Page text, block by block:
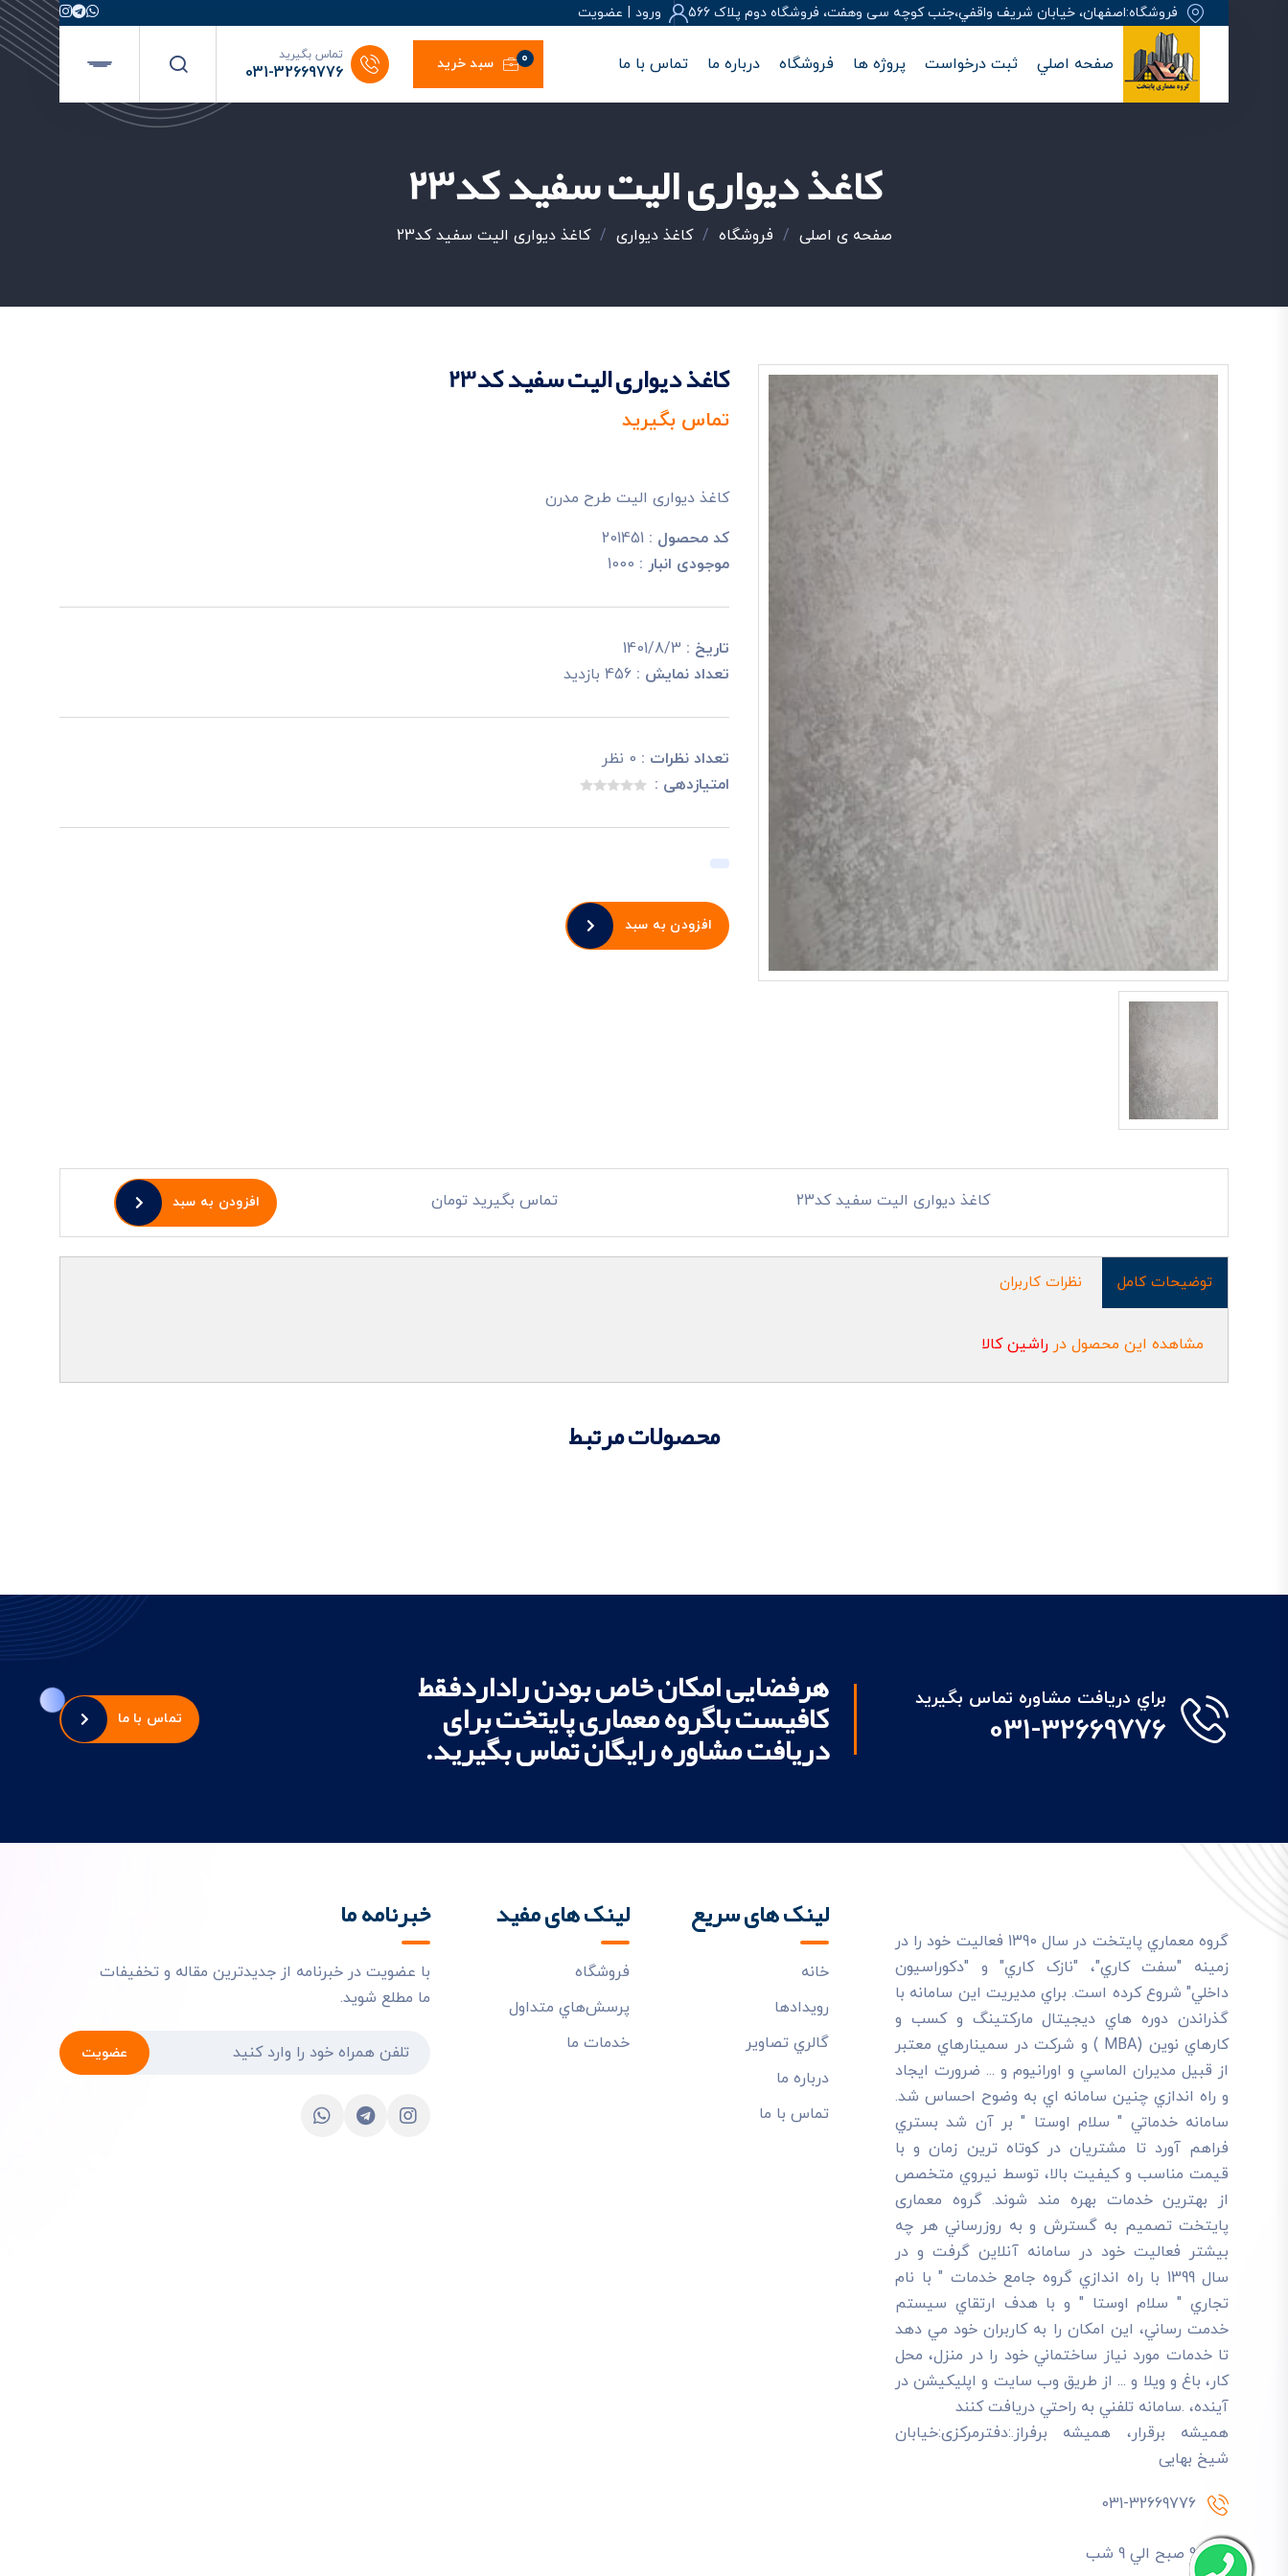
فروشگاه:اصفهان، خيابان شريف واقفي،جنب کوچه سی وهفت، فروشگاه دوم پلاک 566 ورود | عضويت
صفحه اصلي ثبت درخواست پروژه ها فروشگاه درباره ما تماس با ما سبد خرید 0 تماس بگیرید
031-32669776
کاغذ دیواری الیت سفید کد23
صفحه ی اصلی / فروشگاه /کاغذ دیواری /کاغذ دیواری الیت سفید کد23
کاغذ دیواری الیت سفید کد23
تماس بگیرید
کاغذ دیواری الیت طرح مدرن
کد محصول : 201451
موجودی انبار : 1000
تاریخ : 1401/8/3
تعداد نمایش : 456 بازدید
تعداد نظرات : 0 نظر
امتیازدهی :
افزودن به سبد
کاغذ دیواری الیت سفید کد23 تماس بگیرید تومان افزودن به سبد
توضیحات کامل نظرات کاربران
مشاهده این محصول در راشین کالا
محصولات مرتبط
براي دريافت مشاوره تماس بگيريد
031-32669776
هرفضایی امکان خاص بودن راداردفقط
کافیست باگروه معماری پایتخت برای
دریافت مشاوره رایگان تماس بگیرید.
تماس با ما
گروه معماري پايتخت در سال 1390 فعاليت خود را در
زمينه "سفت کاري"، "نازک کاري" و "دکوراسيون
داخلي" شروع کرده است. براي مديريت اين سامانه با
گذراندن دوره هاي ديجيتال مارکتينگ و کسب و
کارهاي نوين (MBA ) و شرکت در سمينارهاي معتبر
از قبيل مديران الماسي و اورانيوم و ... ضرورت ايجاد
و راه اندازي چنين سامانه اي به وضوح احساس شد.
سامانه خدماتي " سلام اوستا " بر آن شد بستري
فراهم آورد تا مشتريان در کوتاه ترين زمان و با
قيمت مناسب و کيفيت بالا، توسط نيروي متخصص
از بهترين خدمات بهره مند شوند. گروه معماری
پایتخت تصميم به گسترش و به روزرساني هر چه
بيشتر فعاليت خود در سامانه آنلاين گرفت و در
سال 1399 با راه اندازي گروه جامع خدمات " با نام
تجاري " سلام اوستا " و با هدف ارتقاي سيستم
خدمت رساني، اين امکان را به کاربران خود مي دهد
تا خدمات مورد نياز ساختماني خود را در منزل، محل
کار، باغ و ويلا و ... از طريق وب سايت و اپليکيشن در
آينده، .سامانه تلفني به راحتي دريافت کنند
هميشه برقرار، هميشه برفراز.:دفترمرکزی:خیابان
شیخ بهایی
031-32669776
9 صبح الي 9 شب
لینک های سریع
خانه
رويدادها
گالري تصاوير
درباره ما
تماس با ما
لینک های مفید
فروشگاه
پرسش‌هاي متداول
خدمات ما
خبرنامه ما
با عضویت در خبرنامه از جدیدترین مقاله و تخفیفات
ما مطلع شوید.
عضویت